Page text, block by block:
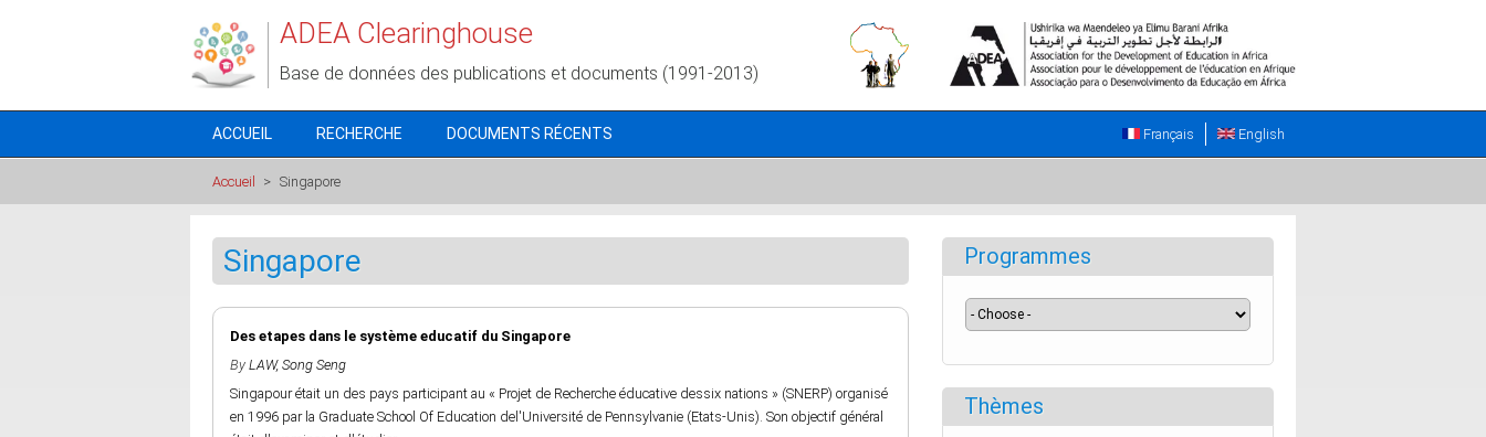
ADEA Clearinghouse
Base de données des publications et documents (1991-2013)
ACCUEIL RECHERCHE DOCUMENTS RÉCENTS English
Français
Accueil > Singapore
Singapore
Des etapes dans le système educatif du Singapore
By LAW, Song Seng
Singapour était un des pays participant au « Projet de Recherche éducative dessix nations » (SNERP) organisé
en 1996 par la Graduate School Of Education del'Université de Pennsylvanie (Etats-Unis). Son objectif général
Programmes
Thèmes